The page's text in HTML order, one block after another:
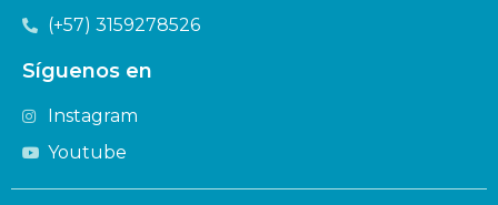
(+57) 3159278526
Síguenos en
Instagram
Youtube